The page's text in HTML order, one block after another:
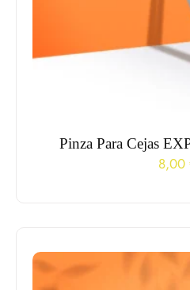
Pinza Para Cejas
8,00